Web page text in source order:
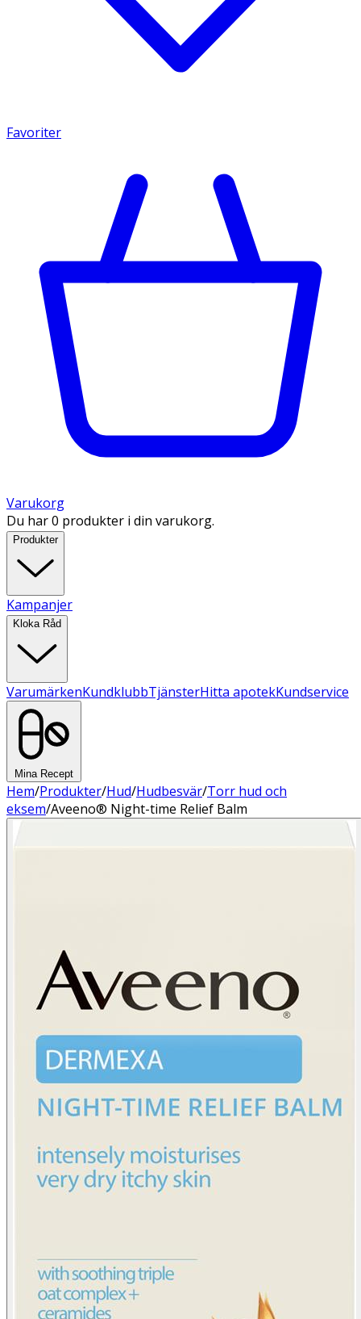
Favoriter
Varukorg
Du har 0 produkter i din varukorg.
Produkter
Kampanjer
Kloka Råd
VarumärkenKundklubbTjänsterHitta apotekKundservice
Mina Recept
Hem/Produkter/Hud/Hudbesvär/Torr hud och
eksem/Aveeno® Night-time Relief Balm